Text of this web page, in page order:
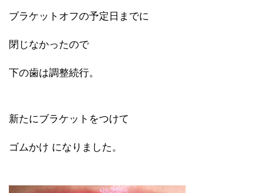
ブラケットオフの予定日までに
閉じなかったので
下の歯は調整続行。
新たにブラケットをつけて
ゴムかけ になりました。